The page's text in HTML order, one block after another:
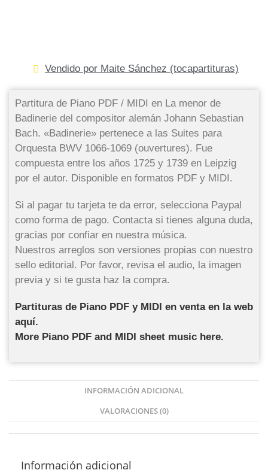
Vendido por Maite Sánchez (tocapartituras)
Partitura de Piano PDF / MIDI en La menor de
Badinerie del compositor alemán Johann Sebastian
Bach. «Badinerie» pertenece a las Suites para
Orquesta BWV 1066-1069 (ouvertures). Fue
compuesta entre los años 1725 y 1739 en Leipzig
por el autor. Disponible en formatos PDF y MIDI.
Si al pagar tu tarjeta te da error, selecciona Paypal
como forma de pago. Contacta si tienes alguna duda,
gracias por confiar en nuestra música.
Nuestros arreglos son versiones propias con nuestro
sello editorial. Por favor, revisa el audio, la imagen
previa y si te gusta haz la compra.
Partituras de Piano PDF y MIDI en venta en la web
aquí.
More Piano PDF and MIDI sheet music here.
INFORMACIÓN ADICIONAL
VALORACIONES (0)
Información adicional